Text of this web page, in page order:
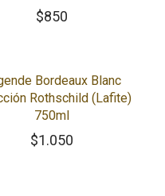
$850
Bordeaux Blanc
Rothschild (Lafite)
750ml
$1.050